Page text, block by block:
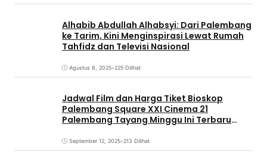
Alhabib Abdullah Alhabsyi: Dari Palembang
ke Tarim, Kini Menginspirasi Lewat Rumah
Tahfidz dan Televisi Nasional
Agustus 8, 2025•225 Dilihat
Jadwal Film dan Harga Tiket Bioskop
Palembang Square XXI Cinema 21
Palembang Tayang Minggu Ini Terbaru
September 12, 2025•213 Dilihat